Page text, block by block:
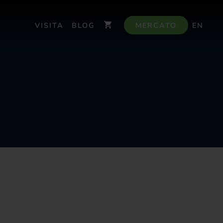
VISITA BLOG MERCATO EN